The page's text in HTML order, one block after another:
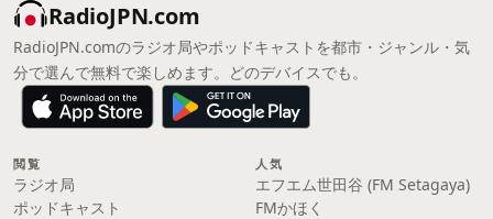
RadioJPN.com
RadioJPN.comのラジオ局やポッドキャストを都市・ジャンル・気
分で選んで無料で楽しめます。どのデバイスでも。
閲覧
ラジオ局
ポッドキャスト
人気
エフエム世田谷 (FM Setagaya)
FMかほく